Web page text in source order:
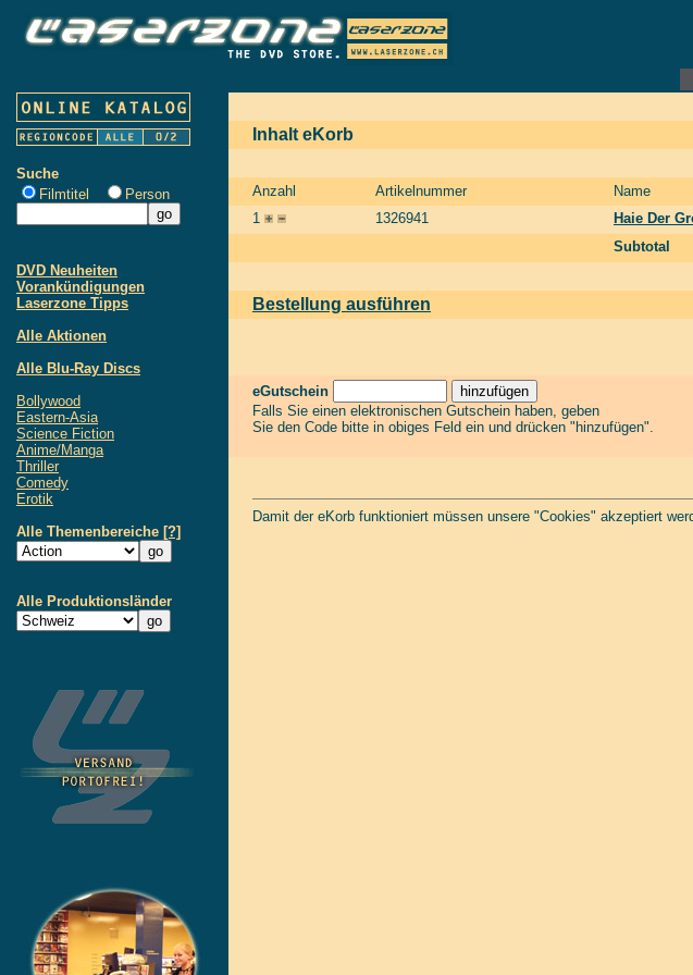
Suche
Filmtitel
Person
DVD Neuheiten
Vorankündigungen
Laserzone Tipps
Alle Aktionen
Alle Blu-Ray Discs
Bollywood
Eastern-Asia
Science Fiction
Anime/Manga
Thriller
Comedy
Erotik
Alle Themenbereiche [?]
Alle Produktionsländer
Inhalt eKorb
Anzahl Artikelnummer Name
1
1326941 Haie Der
Subtotal
Bestellung ausführen
eGutschein
Falls Sie einen elektronischen Gutschein haben, geben
Sie den Code bitte in obiges Feld ein und drücken "hinzufügen".
Damit der eKorb funktioniert müssen unsere "Cookies" akzeptiert